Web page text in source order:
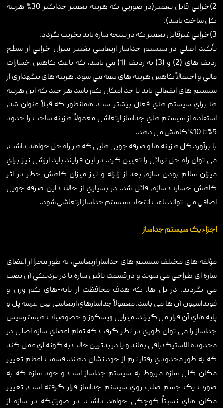
2)خرابي قابل تعمير(در صورتي که هزينه تعمير حداکثر 30% هزينه
کل ساخت باشد).
3)خرابي غيرقابل تعمير که در نتيجه سازه بايد تخريب گردد.
تأکيد اصلي در سيستم جداساز ارتعاشي تغيير ميزان خرابي از سطح
رديف هاي (2) و (3) به رديف (1) مي باشد، که باعث کاهش خسارات
مالي و احتمالاً کاهش هزينه هاي بيمه مي شود. هزينه هاي نگهداري از
سيستم هاي انفعالي بايد تا حد امکان کم باشد هر چند که اين هزينه
ها براي سيستم هاي فعال بيشتر است. همانطور که قبلاً عنوان شد،
استفاده از سيستم هاي جداساز ارتعاشي معمولاً هزينه ساخت را حدود
5% تا 10% کاهش مي دهد.
با برآورد کل هزينه ها و صرفه جويي هايي که هر راه حل خواهد داشت،
مي توان راه حل نهائي را تعيين کرد. در اين فرايند بايد ارزشي نيز براي
ميزان سالم بودن سازه، بعد از زلزله و نيز ميزان کاهش خطر در اثر
کاهش خسارت سازه، قائل شد. در بسياري از حالات اين صرفه جويي
اضافي مي-تواند باعث انتخاب سيستم جداساز ارتعاشي شود.
اجزاء يک سيستم جداساز
مؤلفه هاي مختلف سيستم هاي جداساز ارتعاشي، به طور مجزا از اعضاي
سازه اي طراحي مي شوند و در قسمت پائين سازه يا در نزديکي آن نصب
مي گردند. در پل ها، که هدف محافظت از پايه-هاي کم وزن و
فونداسيون آن ها مي باشد، معمولاً جداسازهاي ارتعاشي بين عرشه پل و
پايه هاي آن قرار مي گيرند. ميرايي ويسکوز و خصوصيات هيسترسيس
جداساز را مي توان طوري در نظر گرفت که تمام اعضاي سازه اصلي در
محدوده الاستيک باقي بماند و يا در بدترين حالت به گونه اي عمل کند
که به طور محدودي رفتار نرم از خود نشان دهند. قسمت اعظم تغيير
مکان کلي سازه مربوط به سيستم جداساز است و خود سازه که به
صورت يک جسم صلب روي سيستم جداساز قرار گرفته است، تغيير
مکان هاي نسبتاً کوچکي خواهد داشت. در صورتيکه در سازه از